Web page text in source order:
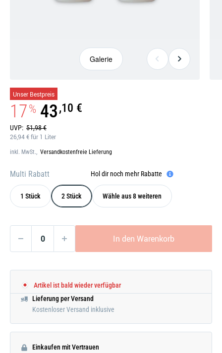
Galerie
öffnen
Galerie
26,94 € für 1 Liter
UVP: 51,98 €
17% 43,10 €
Unser Bestpreis
inkl. MwSt., Versandkostenfreie Lieferung
Multi Rabatt Hol dir noch mehr Rabatte
1 Stück 2 Stück Wähle aus 8 weiteren
In den Warenkorb
Artikel ist bald wieder verfügbar
Lieferung per Versand
Kostenloser Versand inklusive
Einkaufen mit Vertrauen